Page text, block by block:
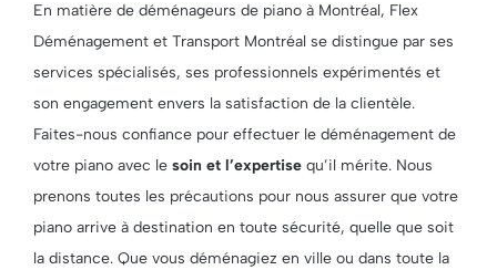
En matière de déménageurs de piano à Montréal, Flex
Déménagement et Transport Montréal se distingue par ses
services spécialisés, ses professionnels expérimentés et
son engagement envers la satisfaction de la clientèle.
Faites-nous confiance pour effectuer le déménagement de
votre piano avec le soin et l’expertise qu’il mérite. Nous
prenons toutes les précautions pour nous assurer que votre
piano arrive à destination en toute sécurité, quelle que soit
la distance. Que vous déménagiez en ville ou dans toute la